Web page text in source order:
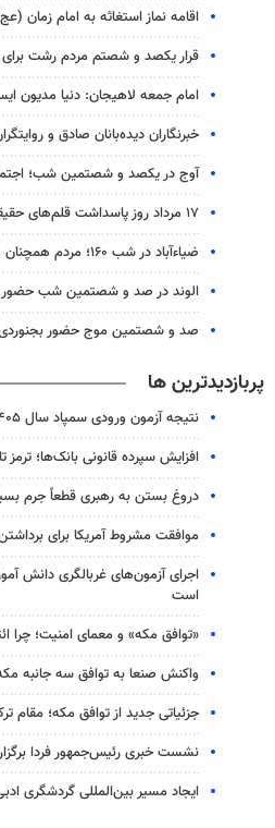
اقامه نماز استغاثه به امام زمان
قرار یکصد و شصتم مردم رشت برای
امام جمعه لاهیجان: دنیا مدیون
خبرنگاران دیده‌بانان صادق و
آوج در یکصد و شصتمین شب؛
۱۷ مرداد روز پاسداشت قلم‌های حقیقت‌جو است
ضیاء‌آباد در شب ۱۶۰؛ مردم همچنان صحنه را ترک نکرده‌اند
الوند در صد و شصتمین شب حضور و
صد و شصتمین موج حضور
پربازدیدترین ها
نتیجه آزمون ورودی سمپاد سال ۱۴۰۵ اعلام شد
افزایش سپرده قانونی بانک‌ها؛ ترمز
دروغ بستن به رهبری قطعاً جرم
موافقت مشروط آمریکا برای
اجرای آزمون‌های غربالگری دانش
است
«توافق مکه» و معمای امنیت؛ چرا
واکنش صنعا به توافق سه جانبه
جزئیاتی جدید از توافق مکه؛ مقام
نشست خبری رئیس‌جمهور فردا
ایجاد مسیر بین‌المللی گردشگری